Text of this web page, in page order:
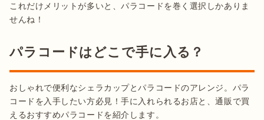
これだけメリットが多いと、パラコードを巻く選択しかありま
せんね！
パラコードはどこで手に入る？
おしゃれで便利なシェラカップとパラコードのアレンジ。パラ
コードを入手したい方必見！手に入れられるお店と、通販で買
えるおすすめパラコードを紹介します。